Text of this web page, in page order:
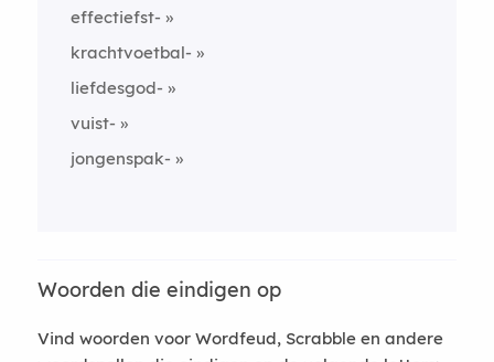
effectiefst-
krachtvoetbal-
liefdesgod-
vuist-
jongenspak-
Woorden die eindigen op
Vind woorden voor Wordfeud, Scrabble en andere